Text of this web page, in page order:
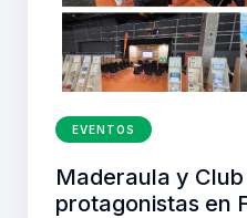
EVENTOS
Maderaula y
protagonistas en